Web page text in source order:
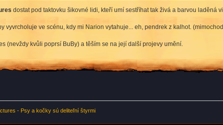
dostat pod taktovku šikovné lidi, kteří umí sestříhat tak živá a barvou laděná
vyvrcholuje ve scénu, kdy mi Narion vytahuje... eh, pendrek z kalhot.
(nevždy kvůli poprsí BuBy) a těším se na její další projevy umění.
- Psy a kočky sú deliteľní štyrmi